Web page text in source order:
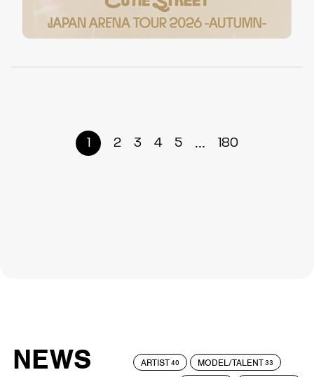
1 2 3 4 5 ... 180
NEWS
ARTIST40 MODEL/TALENT33